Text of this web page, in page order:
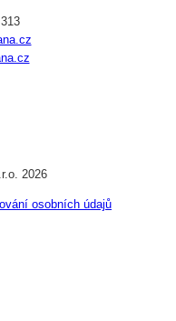
2026
osobních údajů